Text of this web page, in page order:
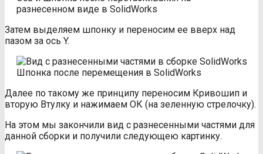
разнесенном виде в SolidWorks
Затем выделяем шпонку и переносим ее вверх над
пазом за ось Y.
Шпонка после перемещения в SolidWorks
Далее по такому же принципу переносим Кривошип и
вторую Втулку и нажимаем ОК (на зеленную стрелочку).
На этом мы закончили вид с разнесенными частями для
данной сборки и получили следующею картинку.